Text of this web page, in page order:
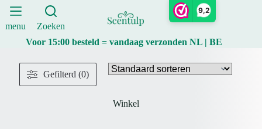
9,2
Ga
naar
demenu
Zoeken
Voor 15:00 besteld = vandaag verzonden NL | BE
Winkel
Gefilterd (0)